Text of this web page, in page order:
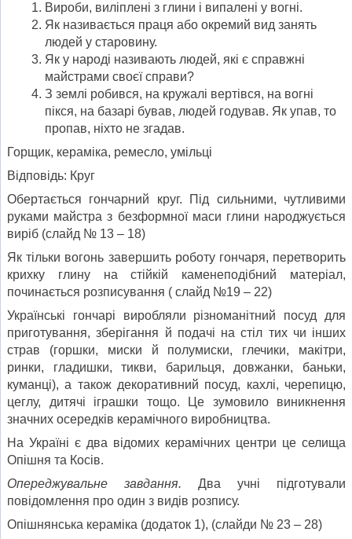
Вироби, виліплені з глини і випалені у вогні.
Як називається праця або окремий вид занять
людей у старовину.
Як у народі називають людей, які є справжні
майстрами своєї справи?
З землі робився, на кружалі вертівся, на вогні
пікся, на базарі бував, людей годував. Як упав, то
пропав, ніхто не згадав.
Горщик, кераміка, ремесло, умільці
Відповідь: Круг
Обертається гончарний круг. Під сильними, чутливими
руками майстра з безформної маси глини народжується
виріб (слайд № 13 – 18)
Як тільки вогонь завершить роботу гончаря, перетворить
крихку глину на стійкій каменеподібний матеріал,
починається розписування ( слайд №19 – 22)
Українські гончарі виробляли різноманітний посуд для
приготування, зберігання й подачі на стіл тих чи інших
страв (горшки, миски й полумиски, глечики, макітри,
ринки, гладишки, тикви, барильця, довжанки, баньки,
куманці), а також декоративний посуд, кахлі, черепицю,
цеглу, дитячі іграшки тощо. Це зумовило виникнення
значних осередків керамічного виробництва.
На Україні є два відомих керамічних центри це селища
Опішня та Косів.
Опереджувальне завдання. Два учні підготували
повідомлення про один з видів розпису.
Опішнянська кераміка (додаток 1), (слайди № 23 – 28)